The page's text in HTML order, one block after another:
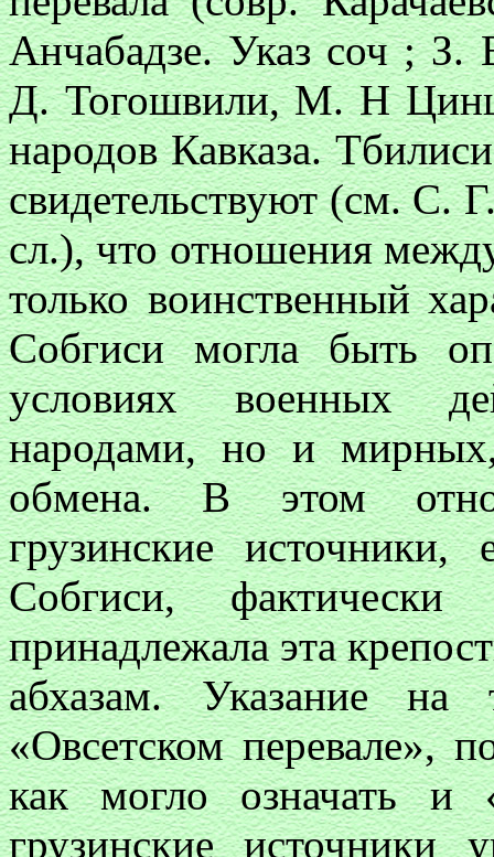
Анчабадзе. Указ соч ; З.
Д. Тогошвили, М. Н
народов Кавказа.
свидетельствуют (см. С.
сл.), что отношения
только воинственный
Собгиси могла быть
условиях военных
народами, но и
обмена. В этом
грузинские
Собгиси,
принадлежала эта
абхазам. Указание
«Овсетском перевале»,
как могло означать
грузинские источники